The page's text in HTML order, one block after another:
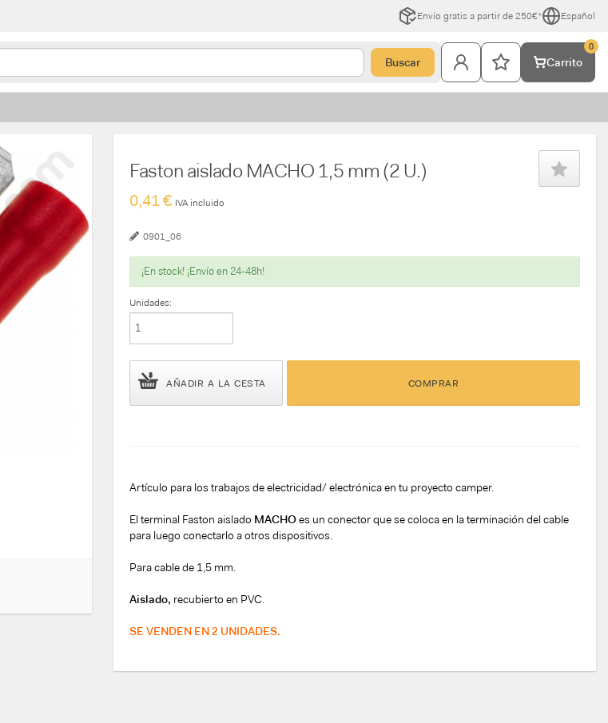
Envío gratis a partir de 250€* Español
Buscar Carrito
0
Faston aislado MACHO 1,5 mm (2 U.)
0,41 € IVA incluido
0901_06
¡En stock! ¡Envío en 24-48h!
Unidades:
AÑADIR A LA CESTA COMPRAR
Artículo para los trabajos de electricidad/ electrónica en tu proyecto camper.
El terminal Faston aislado MACHOes un conector que se coloca en la terminación del cable
para luego conectarlo a otros dispositivos.
Para cable de 1,5 mm.
Aislado, recubierto en PVC.
SE VENDEN EN 2 UNIDADES.